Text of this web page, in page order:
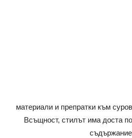
материали и препратки към
Всъщност, стилът има доста